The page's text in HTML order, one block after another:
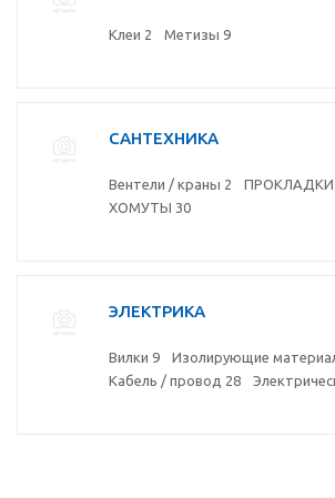
Клеи 2 Метизы 9
САНТЕХНИКА
Вентели / краны 2 ПРОКЛАДКИ
ХОМУТЫ 30
ЭЛЕКТРИКА
Вилки 9 Изолирующие
Кабель / провод 28